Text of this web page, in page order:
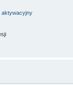
aktywacyjny